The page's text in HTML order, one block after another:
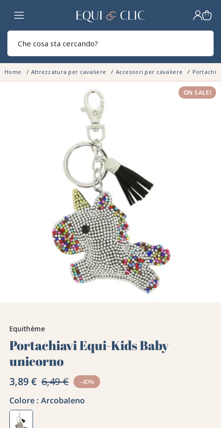
Casa
Home Attrezzatura per cavaliere Accessori per cavaliere
ON SALE!
Equithème
Portachiavi Equi-Kids Baby
unicorno
3,89 € 6,49 € -40%
Colore : Arcobaleno